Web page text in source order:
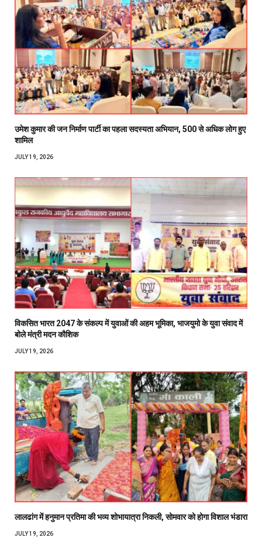
उमेश कुमार की जन निर्माण पार्टी का पहला सदस्यता अभियान, 500 से अधिक लोग हुए
शामिल
JULY 19, 2026
विकसित भारत 2047 के संकल्प में युवाओं की अहम भूमिका, भाजयुमो के युवा संवाद में
बोले मंत्री मदन कौशिक
JULY 19, 2026
लालढांग में हनुमान प्रतिमा की भव्य शोभायात्रा निकली, सोमवार को होगा विशाल भंडारा
JULY 19, 2026